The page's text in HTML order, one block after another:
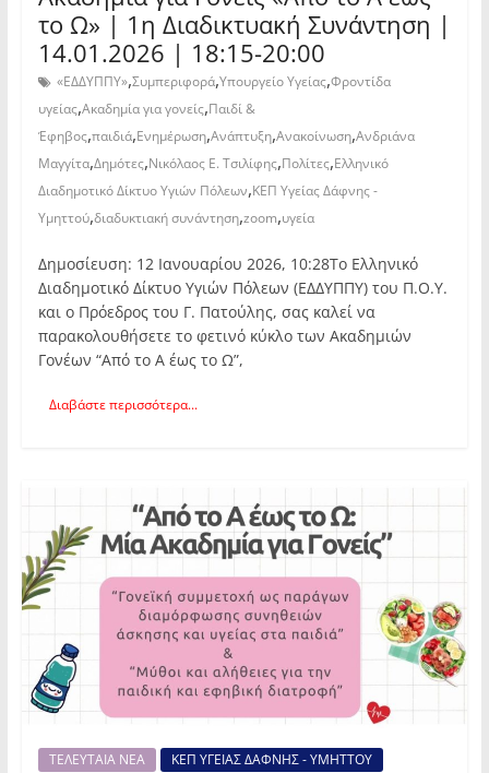
το Ω» | 1η Διαδικτυακή Συνάντηση |
14.01.2026 | 18:15-20:00
«ΕΔΔΥΠΠΥ»,Συμπεριφορά,Υπουργείο Υγείας,Φροντίδα
υγείας,Ακαδημία για γονείς,Παιδί &
Έφηβος,παιδιά,Ενημέρωση,Ανάπτυξη,Ανακοίνωση,Ανδριάνα
Μαγγίτα,Δημότες,Νικόλαος Ε. Τσιλίφης,Πολίτες,Ελληνικό
Διαδημοτικό Δίκτυο Υγιών Πόλεων,ΚΕΠ Υγείας Δάφνης -
Υμηττού,διαδυκτιακή συνάντηση,zoom,υγεία
Δημοσίευση: 12 Ιανουαρίου 2026, 10:28Το Ελληνικό
Διαδημοτικό Δίκτυο Υγιών Πόλεων (ΕΔΔΥΠΠΥ) του Π.Ο.Υ.
και ο Πρόεδρος του Γ. Πατούλης, σας καλεί να
παρακολουθήσετε το φετινό κύκλο των Ακαδημιών
Γονέων “Από το Α έως το Ω”,
Διαβάστε περισσότερα...
ΤΕΛΕΥΤΑΙΑ ΝΕΑ ΚΕΠ ΥΓΕΙΑΣ ΔΑΦΝΗΣ - ΥΜΗΤΤΟΥ